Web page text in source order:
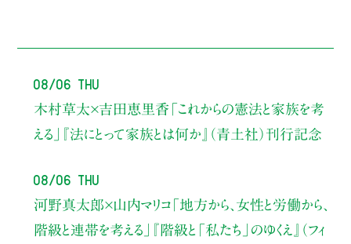
08/06 Thu
木村草太×吉田恵里香 「これからの憲法と家族を考
える」
『法にとって家族とは何か』（青土社）刊行記念
08/06 Thu
河野真太郎×山内マリコ「地方から、女性と労働から、
階級と連帯を考える」
『階級と「私たち」のゆくえ』（フィ